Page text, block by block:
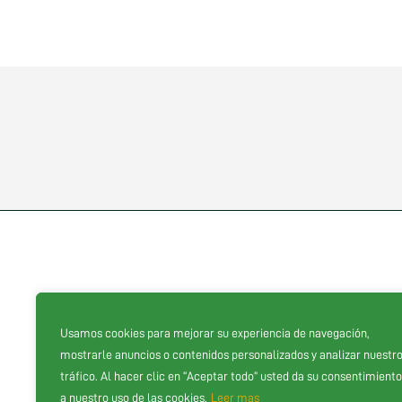
Usamos cookies para mejorar su experiencia de navegación,
mostrarle anuncios o contenidos personalizados y analizar nuestro
tráfico. Al hacer clic en “Aceptar todo” usted da su consentimiento
a nuestro uso de las cookies. Leer mas
Proveedores